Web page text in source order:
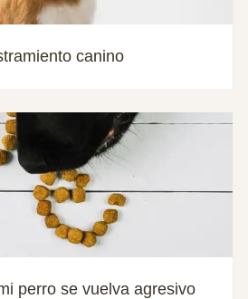
canino
perro se vuelva agresivo